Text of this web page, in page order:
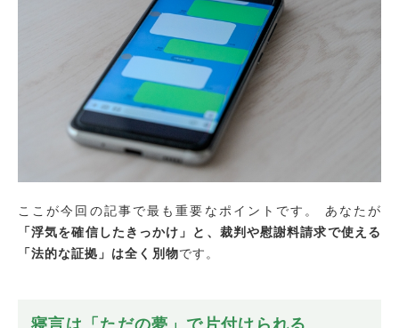
ここが今回の記事で最も重要なポイントです。 あなたが
「浮気を確信したきっかけ」と、裁判や慰謝料請求で使える
「法的な証拠」は全く別物です。
寝言は「ただの夢」で片付けられる